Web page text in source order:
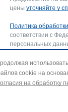
цены уточняйте у
Политика
соответствии с
персональных
соглашение на
файлов cookie. В
Для отзыва
cookie на
на обработку